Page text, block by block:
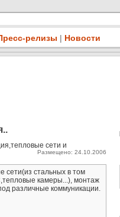
релизы | Новости
сети и
Размещено: 24.10.2006
сети(из стальных в том
камеры...), монтаж
различные коммуникации.